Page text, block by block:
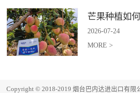
芒果种植如
2026-07-24
MORE >
Copyright © 2018-2019 烟台巴内达进出口有限